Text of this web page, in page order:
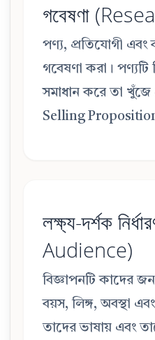
গবেষণা
পণ্য, প্রতিযোগী এবং
গবেষণা করা। পণ্যটি
সমাধান করে তা
Selling
লক্ষ্য-দর্শক
Audience)
বিজ্ঞাপনটি কাদের
বয়স, লিঙ্গ, অবস্থা
তাদের ভাষায় এবং